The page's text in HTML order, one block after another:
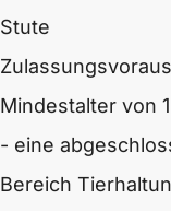
Stute
Mindestalter von
- eine
Bereich